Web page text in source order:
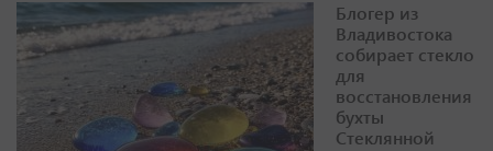
Блогер из
Владивостока
собирает стекло
для
восстановления
бухты
Стеклянной